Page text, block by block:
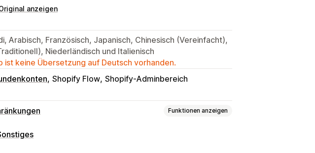
anzeigen
Arabisch, Französisch, Japanisch, Chinesisch (Vereinfacht),
Niederländisch und Italienisch
ist keine Übersetzung auf Deutsch vorhanden.
Shopify Flow Shopify-Adminbereich
Funktionen anzeigen